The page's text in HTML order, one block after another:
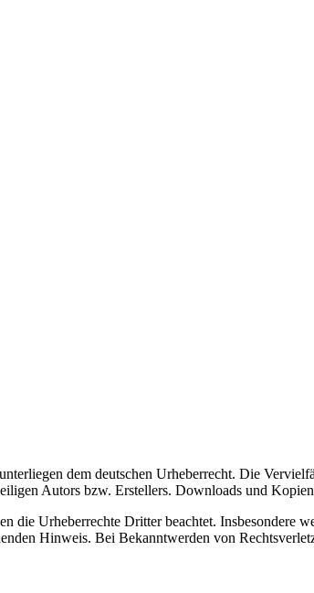
dem deutschen Urheberrecht. Die
Autors bzw. Erstellers. Downloads und
die Urheberrechte Dritter beachtet. Insbesondere
Hinweis. Bei Bekanntwerden von